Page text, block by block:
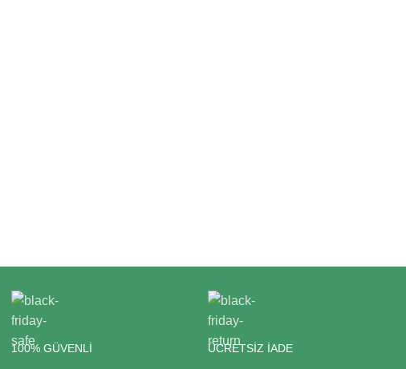
100% GÜVENLİ ÜCRETSİZ İADE